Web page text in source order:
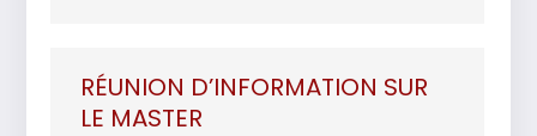
RÉUNION D’INFORMATION SUR
LE MASTER